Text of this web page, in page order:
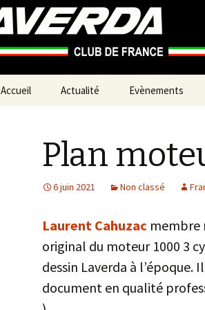
Laverda
Pour que vive une passion
Accueil Actualité Evènements
Souvenirs
Petites sorties
Plan
6 juin 2021 Non classé
Laurent Cahuzac membre
original du moteur 1000 3
dessin Laverda à l’époque.
document en qualité